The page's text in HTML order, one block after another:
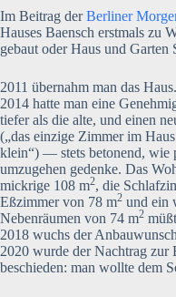
Im Beitrag derBerliner
Hauses Baensch erstmals zu
gebaut oder Haus und Garten
2011 übernahm man das Haus.
2014 hatte man eine
tiefer als die alte, und einen
(„das einzige Zimmer im
klein“) — stets betonend, wie
umzugehen gedenke. Das
mickrige 108 m2, die
Eßzimmer von 78 m2 und ein
Nebenräumen von 74 m2
2018 wuchs der
2020 wurde der Nachtrag zur
beschieden: man wollte dem